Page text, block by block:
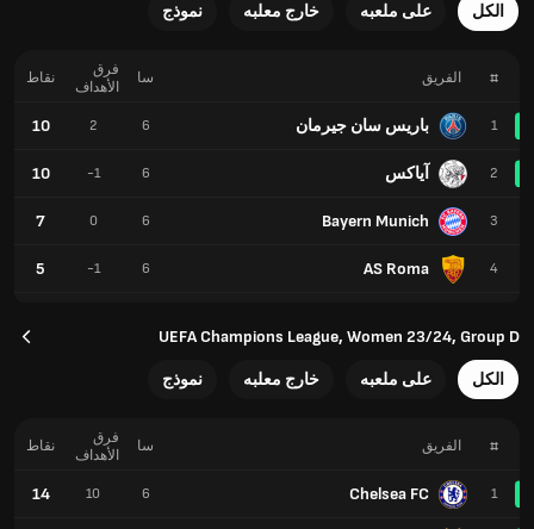
الكل على ملعبه خارج معلبه نموذج
# الفريق
1 باريس سان جيرمان
2 آياكس
3
Bayern Munich
4
AS Roma
سا
فرق
الأهداف
نقاط
6
2
10
6
-1
10
6
0
7
6
-1
5
UEFA Champions League, Women 23/24, Group D
الكل على ملعبه خارج معلبه نموذج
# الفريق
1
Chelsea FC
سا
فرق
الأهداف
نقاط
6
10
14